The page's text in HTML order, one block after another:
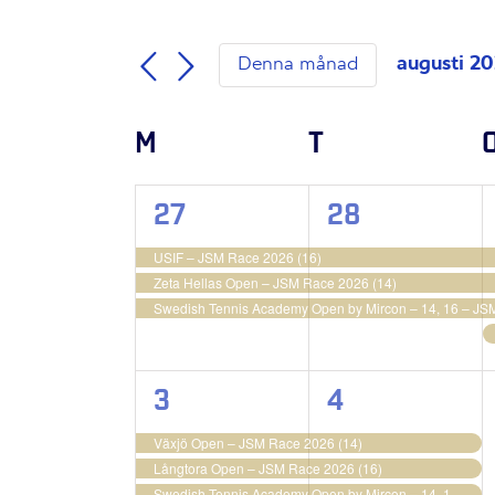
Navigation
nyckelord.
av
formulärsinmatningarna
att
orsaka
listan
med
att
uppdatera
med
Denna månad augusti
Kalender
av
Evenemang
M T
3
evenemang,
27
USIF – JSM Race 2026 (16)
Zeta Hellas Open – JSM Race 2026 (14)
Swedish Tennis Academy Open by Mircon – 14, 16 –
3
28
3
evenemang,
3
Växjö Open – JSM Race 2026 (14)
Långtora Open – JSM Race 2026 (16)
3
evenemang,
4